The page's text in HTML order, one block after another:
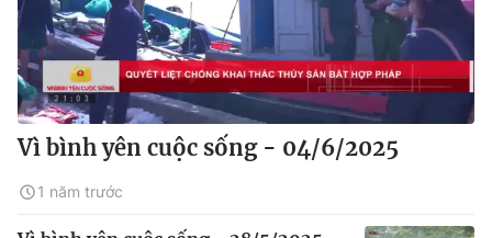
Vì bình yên cuộc sống - 04/6/2025
1 năm trước